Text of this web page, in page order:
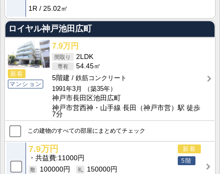
1R
25.02㎡
ロイヤル神戸池田広町
新着
マンション
7.9万円
2LDK
54.45㎡
5階建
鉄筋コンクリート
1991年3月
（築35年）
神戸市長田区池田広町
神戸市営西神・山手線 長田（神戸市営）駅 徒歩
7分
この建物のすべての部屋にまとめてチェック
新着
5階
7.9万円
共益費 11000円
100000円
150000円